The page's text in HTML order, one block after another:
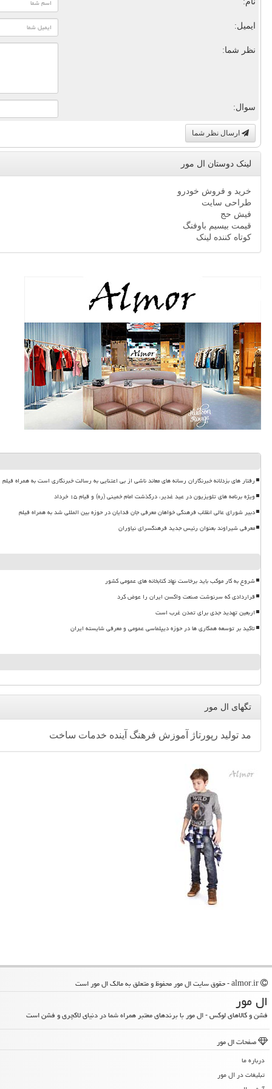
ایمیل:
نظر شما:
سوال:
ارسال نظر شما
لینک دوستان ال مور
خرید و فروش خودرو
طراحی سایت
فیش حج
قیمت بیسیم باوفنگ
کوتاه کننده لینک
رفتار های بزدلانه خبرنگاران رسانه های معاند ناشی از بی اعتنایی به رسالت خبرنگاری است به همراه فیلم
ویژه برنامه های تلویزیون در عید غدیر، درگذشت امام خمینی (ره) و قیام ۱۵ خرداد
دبیر شورای عالی انقلاب فرهنگی خواهان معرفی جان فدایان در حوزه بین المللی شد به همراه فیلم
معرفی شیراوند بعنوان رئیس جدید فرهنگسرای نیاوران
شروع به کار موکب باید برخاست نهاد کتابخانه های عمومی کشور
قراردادی که سرنوشت صنعت واکسن ایران را عوض کرد
اربعین تهدید جدی برای تمدن غرب است
تاکید بر توسعه همکاری ها در حوزه دیپلماسی عمومی و معرفی شایسته ایران
تگهای ال مور
مد تولید رپورتاژ آموزش فرهنگ آینده خدمات ساخت
ال مور
فشن و کالاهای لوکس - ال مور با برندهای معتبر همراه شما در دنیای لاکچری و فشن است
صفحات ال مور
درباره ما
تبلیغات در ال مور